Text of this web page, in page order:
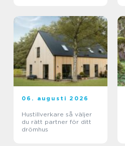
06. augusti 2026
Hustillverkare så väljer
du rätt partner för ditt
drömhus